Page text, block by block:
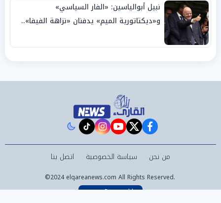
نبيل أبوالياسين: «الفار السياسي»
و«ديكتاتورية الميم» يدفنان «نزاهة الفيفا»..
facebook
twitter
youtube
instagram
tiktok
من نحن سياسة الخصوصية اتصل بنا
©2024 elqareanews.com All Rights Reserved.
Powered by